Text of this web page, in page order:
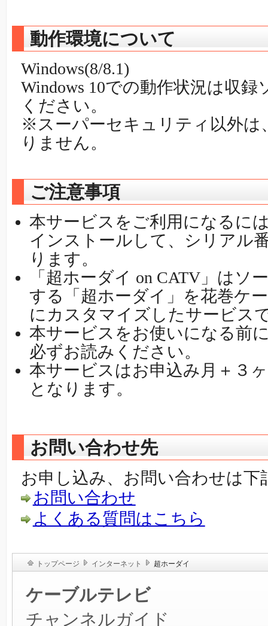
動作環境について
Windows(8/8.1)
Windows 10での動作状況は収
ください。
※スーパーセキュリティ以外は
りません。
ご注意事項
本サービスをご利用になるに
インストールして、シリアル
ります。
「超ホーダイ on CATV」はソ
する「超ホーダイ」を花巻ケ
にカスタマイズしたサービス
本サービスをお使いになる前
必ずお読みください。
本サービスはお申込み月＋３
となります。
お問い合わせ先
お申し込み、お問い合わせは下
お問い合わせ
よくある質問はこちら
トップページ インターネット 超ホーダイ
ケーブルテレビ
チャンネルガイド